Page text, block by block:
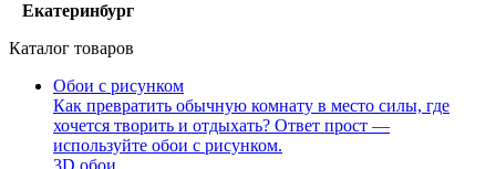
Екатеринбург
Каталог товаров
Обои с рисунком
Как превратить обычную комнату в место силы, где
хочется творить и отдыхать? Ответ прост —
используйте обои с рисунком.
3D обои